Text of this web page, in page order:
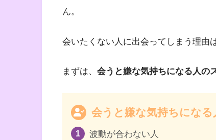
ん。
会いたくない人に出会ってしまう理由
まずは、 会うと嫌な気持ちになる人の
会うと嫌な気持ちになる
波動が合わない人